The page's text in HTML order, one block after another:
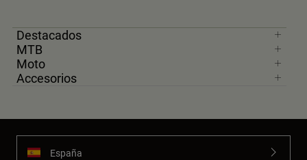
Destacados
MTB
Moto
Accesorios
España